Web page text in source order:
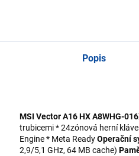
Popis
MSI Vector A16 HX A8WHG-
trubicemi * 24zónová herní
Engine * Meta ReadyOperační
2,9/5,1 GHz, 64 MB cache)